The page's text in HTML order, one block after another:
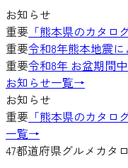
お知らせ
重要 「熊本県のカタ
重要令和8年熊本地震
重要令和8年 お盆期間
お知らせ一覧→
お知らせ
重要 「熊本県のカタ
一覧→
47都道府県グルメカタ